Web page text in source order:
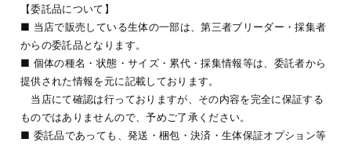
【委託品について】
■ 当店で販売している生体の一部は、第三者ブリーダー・採集者
からの委託品となります。
■ 個体の種名・状態・サイズ・累代・採集情報等は、委託者から
提供された情報を元に記載しております。
当店にて確認は行っておりますが、その内容を完全に保証する
ものではありませんので、予めご了承ください。
■ 委託品であっても、発送・梱包・決済・生体保証オプション等